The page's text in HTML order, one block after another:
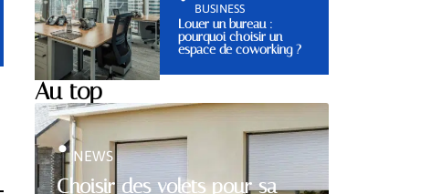
BUSINESS
Louer un bureau :
pourquoi choisir un
espace de coworking ?
Au top
Choisir des volets pour sa
NEWS